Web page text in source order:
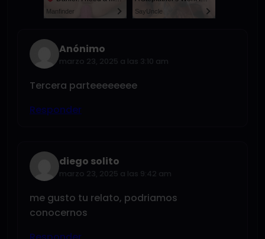
Manfinder SayUncle
Anónimo
marzo 23, 2025 a las 3:10 am
Tercera parteeeeeeee
Responder
diego solito
marzo 23, 2025 a las 9:42 am
me gusto tu relato, podriamos
conocernos